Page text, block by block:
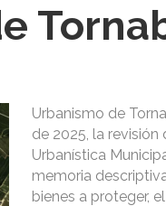
Urbanismo de
de 2025, la
Urbanística
memoria
bienes a proteger,